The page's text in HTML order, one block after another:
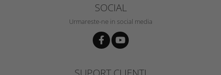
SOCIAL
Urmareste-ne in social media